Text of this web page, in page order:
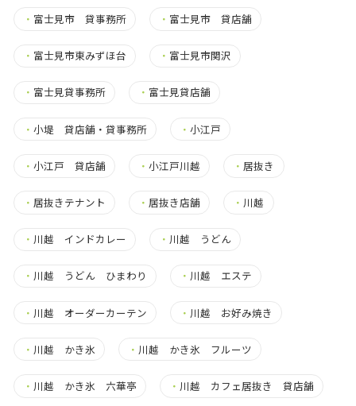
・ 富士見市 貸事務所 ・ 富士見市 貸店舗
・ 富士見市東みずほ台 ・ 富士見市関沢
・ 富士見貸事務所 ・ 富士見貸店舗
・ 小堤 貸店舗・貸事務所 ・小江戸
・ 小江戸 貸店舗 ・小江戸川越 ・居抜き
・ 居抜きテナント ・居抜き店舗 ・ 川越
・ 川越 インドカレー ・ 川越 うどん
・ 川越 うどん ひまわり ・ 川越 エステ
・ 川越 オーダーカーテン ・ 川越 お好み焼き
・ 川越 かき氷 ・ 川越 かき氷 フルーツ
・ 川越 かき氷 六華亭 ・ 川越 カフェ居抜き 貸店舗